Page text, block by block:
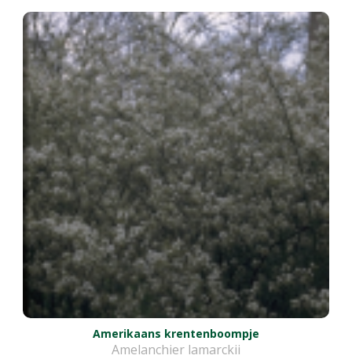
Amerikaans krentenboompje
Amelanchier lamarckii